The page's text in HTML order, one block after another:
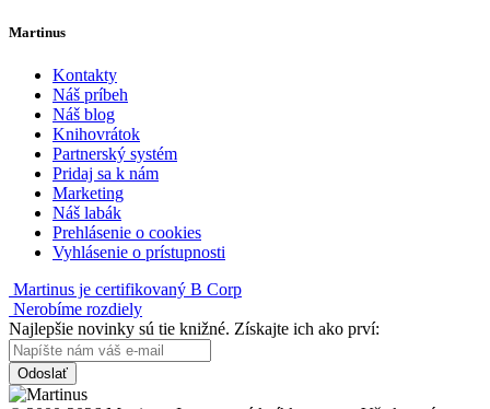
Martinus
Kontakty
Náš príbeh
Náš blog
Knihovrátok
Partnerský systém
Pridaj sa k nám
Marketing
Náš labák
Prehlásenie o cookies
Vyhlásenie o prístupnosti
Martinus je certifikovaný B Corp
Nerobíme rozdiely
Najlepšie novinky sú tie knižné. Získajte ich ako prví:
Odoslať